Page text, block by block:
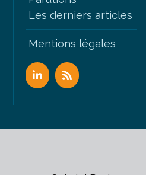
Les derniers articles
Mentions légales